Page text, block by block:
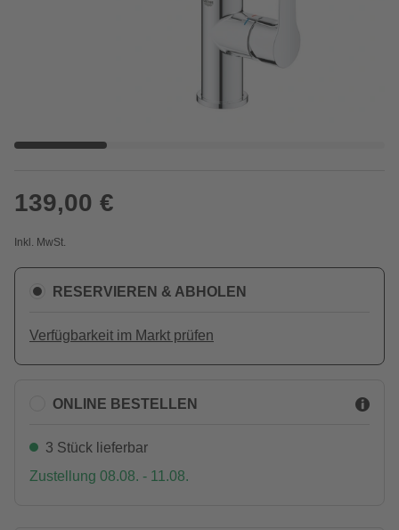
139,00 €
Inkl. MwSt.
RESERVIEREN & ABHOLEN
Verfügbarkeit im Markt prüfen
ONLINE BESTELLEN
3 Stück lieferbar
Zustellung 08.08. - 11.08.